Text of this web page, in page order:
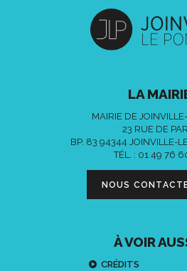
LA
MAIRIE DE
23 RUE DE
BP. 83 94344 JOINVILLE-
TÉL. : 01 49 76
NOUS
À VOIR
CRÉDITS